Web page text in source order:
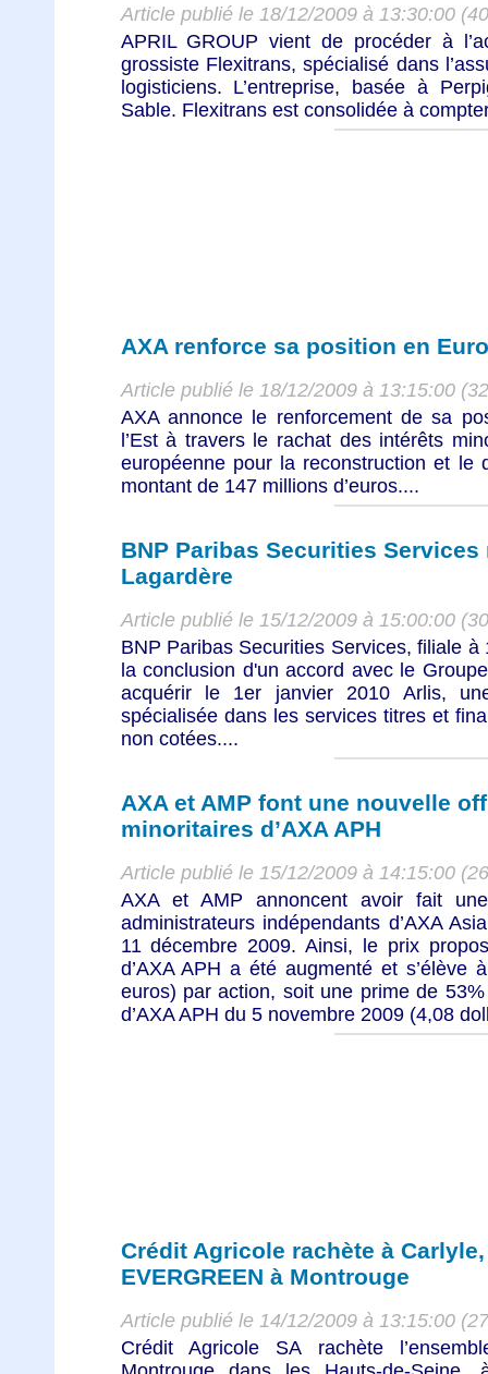
Article publié le 18/12/2009 à 13:30:00
APRIL GROUP vient de procéder à
grossiste Flexitrans, spécialisé dans
logisticiens. L’entreprise, basée à
Sable. Flexitrans est consolidée à
AXA renforce sa position en
Article publié le 18/12/2009 à 13:15:00
AXA annonce le renforcement de sa
l’Est à travers le rachat des intérêts
européenne pour la reconstruction et le
montant de 147 millions d’euros....
BNP Paribas Securities Services
Lagardère
Article publié le 15/12/2009 à 15:00:00
BNP Paribas Securities Services, filiale
la conclusion d'un accord avec le
acquérir le 1er janvier 2010 Arlis,
spécialisée dans les services titres et
non cotées....
AXA et AMP font une nouvelle
minoritaires d’AXA APH
Article publié le 15/12/2009 à 14:15:00
AXA et AMP annoncent avoir fait
administrateurs indépendants d’AXA
11 décembre 2009. Ainsi, le prix
d’AXA APH a été augmenté et s’élève
euros) par action, soit une prime de
d’AXA APH du 5 novembre 2009 (4,08
Crédit Agricole rachète à
EVERGREEN à Montrouge
Article publié le 14/12/2009 à 13:15:00
Crédit Agricole SA rachète